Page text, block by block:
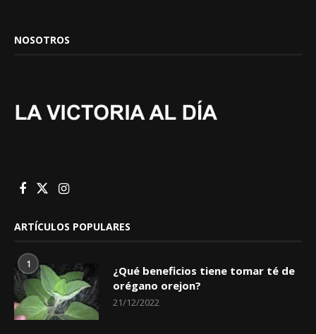
NOSOTROS
ARTÍCULOS POPULARES
1
¿Qué beneficios tiene tomar té de
orégano orejon?
21/12/2022